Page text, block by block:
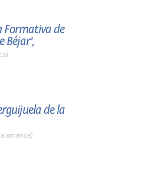
Formativa de
Béjar',
de la